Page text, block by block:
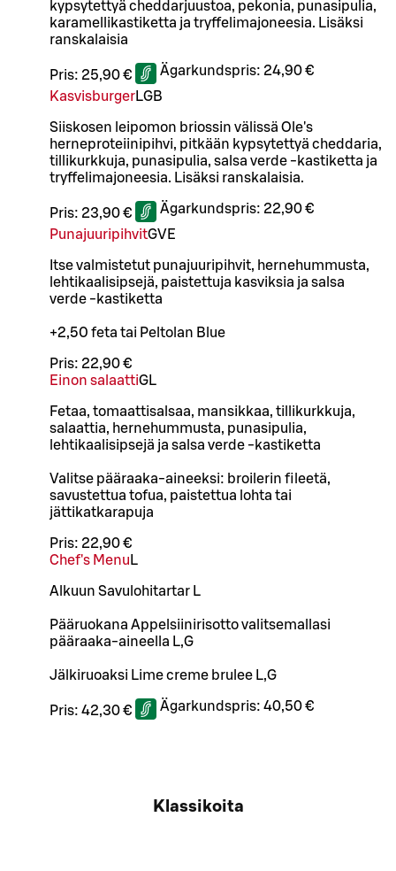
kypsytettyä cheddarjuustoa, pekonia, punasipulia,
karamellikastiketta ja tryffelimajoneesia. Lisäksi
ranskalaisia
Pris: 25,90 € Ägarkundspris: 24,90 €
KasvisburgerLGB
Siiskosen leipomon briossin välissä Ole's
herneproteiinipihvi, pitkään kypsytettyä cheddaria,
tillikurkkuja, punasipulia, salsa verde -kastiketta ja
tryffelimajoneesia. Lisäksi ranskalaisia.
Pris: 23,90 € Ägarkundspris: 22,90 €
PunajuuripihvitGVE
Itse valmistetut punajuuripihvit, hernehummusta,
lehtikaalisipsejä, paistettuja kasviksia ja salsa
verde -kastiketta
+2,50 feta tai Peltolan Blue
Pris: 22,90 €
Einon salaattiGL
Fetaa, tomaattisalsaa, mansikkaa, tillikurkkuja,
salaattia, hernehummusta, punasipulia,
lehtikaalisipsejä ja salsa verde -kastiketta
Valitse pääraaka-aineeksi: broilerin fileetä,
savustettua tofua, paistettua lohta tai
jättikatkarapuja
Pris: 22,90 €
Chef's Menu L
Alkuun Savulohitartar L
Pääruokana Appelsiinirisotto valitsemallasi
pääraaka-aineella L,G
Jälkiruoaksi Lime creme brulee L,G
Pris: 42,30 € Ägarkundspris: 40,50 €
Klassikoita